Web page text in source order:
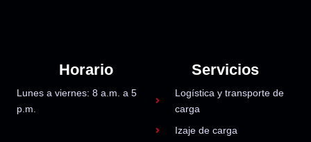
Horario
Lunes a viernes: 8 a.m. a 5
p.m.
Servicios
Logística y transporte de
carga
Izaje de carga